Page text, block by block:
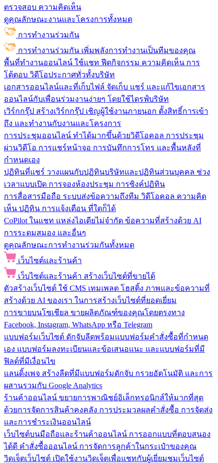
ตรวจสอบ ความคิดเห็น
ดูคุณลักษณะงานและโครงการทั้งหมด
การทำงานร่วมกัน
การทำงานร่วมกัน เพิ่มพลังการทำงานเป็นทีมของคุณ
พื้นที่ทำงานออนไลน์ ใช้แชท ฟีดกิจกรรม ความคิดเห็น การ
โต้ตอบ วิดีโอประกาศทั่วทั้งบริษัท
เอกสารออนไลน์และที่เก็บไฟล์ จัดเก็บ แชร์ และแก้ไขเอกสาร
ออนไลน์กับเพื่อนร่วมงานง่ายๆ โดยใช้ไดรฟ์บริษัท
เวิร์กกรุ๊ป สร้างเวิร์กกรุ๊ป เชิญผู้ใช้งานภายนอก ตั้งสิทธิ์การเข้า
ถึง และทำงานกับงานและโครงการ
การประชุมออนไลน์ ทำได้มากขึ้นด้วยวิดีโอคอล การประชุม
ผ่านวิดีโอ การแชร์หน้าจอ การบันทึกการโทร และพื้นหลังที่
กำหนดเอง
ปฏิทินที่แชร์ วางแผนกับปฏิทินบริษัทและปฏิทินส่วนบุคคล ช่วง
เวลาแบบเปิด การจองห้องประชุม การซิงค์ปฏิทิน
การสื่อสารมือถือ ระบบส่งข้อความถึงทีม วิดีโอคอล ความคิด
เห็น ปฏิทิน การแจ้งเตือน ที่ใดก็ได้
CoPilot ในแชท แหล่งไอเดียไม่จำกัด ข้อความที่สร้างด้วย AI
การระดมสมอง และอื่นๆ
ดูคุณลักษณะการทำงานร่วมกันทั้งหมด
เว็บไซต์และร้านค้า
เว็บไซต์และร้านค้า สร้างเว็บไซต์ที่ขายได้
ตัวสร้างเว็บไซต์ ใช้ CMS เทมเพลต โฮสติ้ง ภาพและข้อความที่
สร้างด้วย AI ของเรา ในการสร้างเว็บไซต์ที่ยอดเยี่ยม
การขายบนโซเชียล ขายผลิตภัณฑ์ของคุณโดยตรงทาง
Facebook, Instagram, WhatsApp หรือ Telegram
แบบฟอร์มเว็บไซต์ ดักจับลีดพร้อมแบบฟอร์มคำสั่งซื้อที่กำหนด
เอง แบบฟอร์มลงทะเบียนและข้อเสนอแนะ และแบบฟอร์มที่มี
ฟิลด์ที่มีเงื่อนไข
แลนดิ้งเพจ สร้างลีดที่มีแบบฟอร์มดักจับ กรวยอัตโนมัติ และการ
ผสานรวมกับ Google Analytics
ร้านค้าออนไลน์ ขยายการพาณิชย์อิเล็กทรอนิกส์ให้มากที่สุด
ด้วยการจัดการสินค้าคงคลัง การประมวลผลคำสั่งซื้อ การจัดส่ง
และการชำระเงินออนไลน์
เว็บไซต์บนมือถือและร้านค้าออนไลน์ การออกแบบที่ตอบสนอง
ได้ดี คำสั่งซื้อออนไลน์ การจัดการลูกค้าในกระเป๋าของคุณ
วิดเจ็ตเว็บไซต์ เปิดใช้งานวิดเจ็ตเพื่อแชทกับผู้เยี่ยมชมเว็บไซต์